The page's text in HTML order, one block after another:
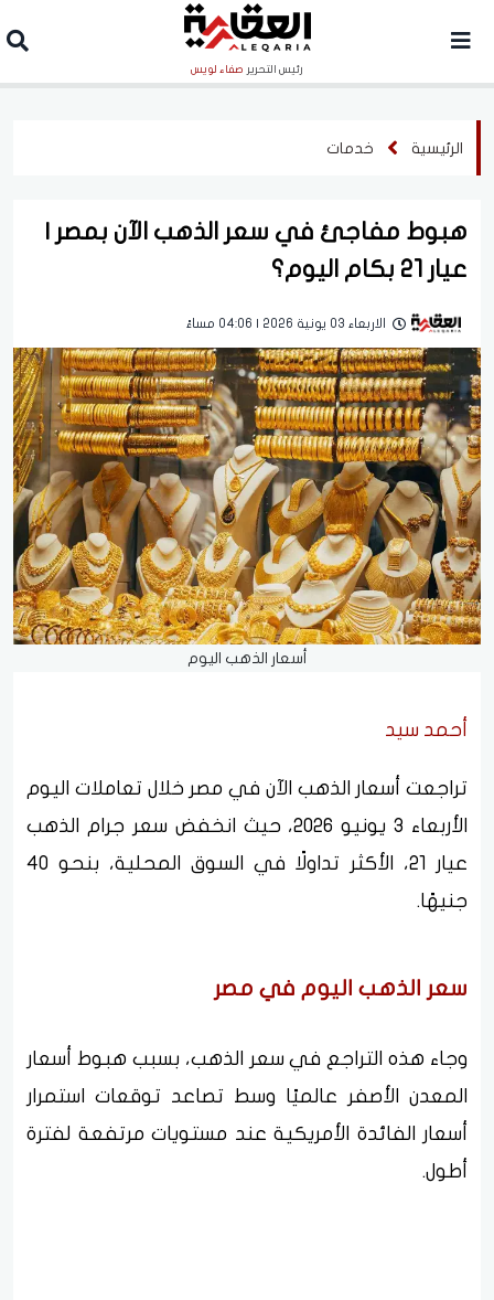
رئيس التحرير صفاء لويس
الرئيسية خدمات
هبوط مفاجئ في سعر الذهب الآن بمصر |
عيار 21 بكام اليوم؟
الاربعاء 03 يونية 2026 | 04:06 مساءً
أسعار الذهب اليوم
أحمد سيد
تراجعت أسعار الذهب الآن في مصر خلال تعاملات اليوم
الأربعاء 3 يونيو 2026، حيث انخفض سعر جرام الذهب
عيار 21، الأكثر تداولًا في السوق المحلية، بنحو 40
جنيهًا.
سعر الذهب اليوم في مصر
وجاء هذه التراجع في سعر الذهب، بسبب هبوط أسعار
المعدن الأصفر عالميًا وسط تصاعد توقعات استمرار
أسعار الفائدة الأمريكية عند مستويات مرتفعة لفترة
أطول.